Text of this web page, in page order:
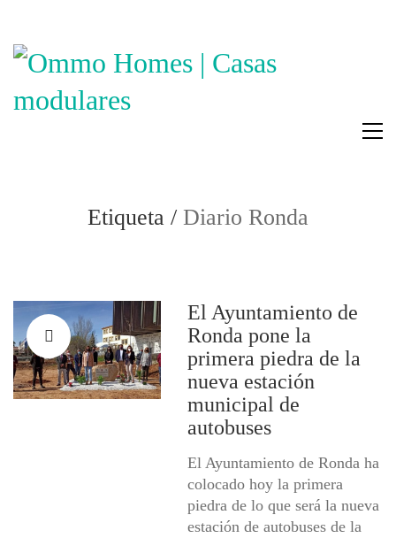
Etiqueta / Diario Ronda
El Ayuntamiento de
Ronda pone la
primera piedra de la
nueva estación
municipal de
autobuses
El Ayuntamiento de Ronda ha
colocado hoy la primera
piedra de lo que será la nueva
estación de autobuses de la